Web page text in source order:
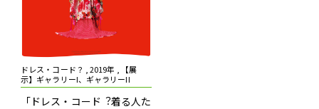
ドレス・コード？ , 2019年 , 【展
示】ギャラリーI、ギャラリーII
「ドレス・コード︖――着る人た